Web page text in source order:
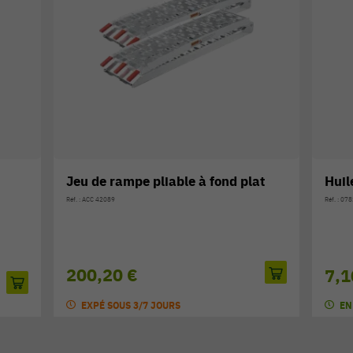
Jeu de rampe pliable à fond plat
Réf. : ACC 42089
200,20 €
EXPÉ SOUS 3/7 JOURS
Réf. :